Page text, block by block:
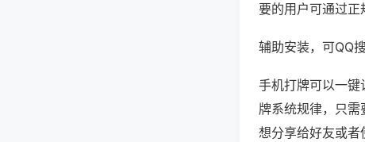
要的用户可通过正
辅助安装，可QQ
手机打牌可以一键
牌系统规律，只
想分享给好友或者